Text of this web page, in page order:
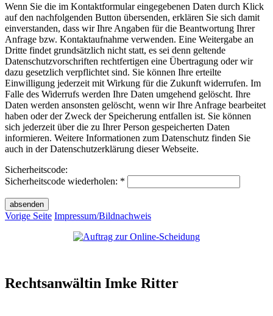
Wenn Sie die im Kontaktformular eingegebenen Daten durch Klick
auf den nachfolgenden Button übersenden, erklären Sie sich damit
einverstanden, dass wir Ihre Angaben für die Beantwortung Ihrer
Anfrage bzw. Kontaktaufnahme verwenden. Eine Weitergabe an
Dritte findet grundsätzlich nicht statt, es sei denn geltende
Datenschutzvorschriften rechtfertigen eine Übertragung oder wir
dazu gesetzlich verpflichtet sind. Sie können Ihre erteilte
Einwilligung jederzeit mit Wirkung für die Zukunft widerrufen. Im
Falle des Widerrufs werden Ihre Daten umgehend gelöscht. Ihre
Daten werden ansonsten gelöscht, wenn wir Ihre Anfrage bearbeitet
haben oder der Zweck der Speicherung entfallen ist. Sie können
sich jederzeit über die zu Ihrer Person gespeicherten Daten
informieren. Weitere Informationen zum Datenschutz finden Sie
auch in der Datenschutzerklärung dieser Webseite.
Sicherheitscode:
Sicherheitscode wiederholen: *
Vorige Seite Impressum/Bildnachweis
Rechtsanwältin Imke Ritter